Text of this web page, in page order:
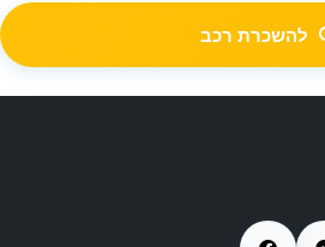
להשכרת רכב